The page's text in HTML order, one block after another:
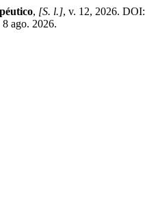
, [S. l.], v. 12, 2026. DOI:
ago. 2026.